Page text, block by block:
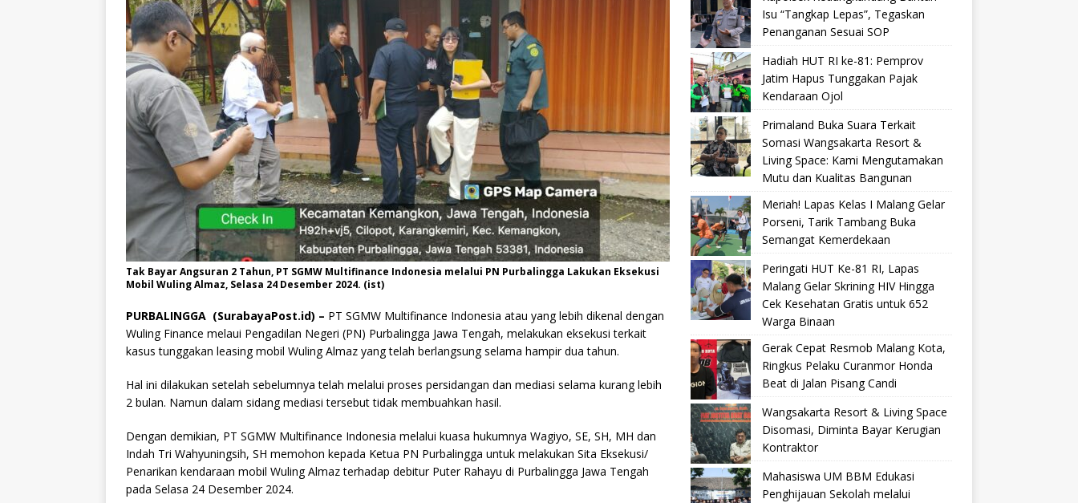
Tak Bayar Angsuran 2 Tahun, PT SGMW Multifinance Indonesia melalui PN Purbalingga Lakukan Eksekusi
Mobil Wuling Almaz, Selasa 24 Desember 2024. (ist)
PURBALINGGA (SurabayaPost.id) – PT SGMW Multifinance Indonesia atau yang lebih dikenal dengan
Wuling Finance melaui Pengadilan Negeri (PN) Purbalingga Jawa Tengah, melakukan eksekusi terkait
kasus tunggakan leasing mobil Wuling Almaz yang telah berlangsung selama hampir dua tahun.
Hal ini dilakukan setelah sebelumnya telah melalui proses persidangan dan mediasi selama kurang lebih
2 bulan. Namun dalam sidang mediasi tersebut tidak membuahkan hasil.
Dengan demikian, PT SGMW Multifinance Indonesia melalui kuasa hukumnya Wagiyo, SE, SH, MH dan
Indah Tri Wahyuningsih, SH memohon kepada Ketua PN Purbalingga untuk melakukan Sita Eksekusi/
Penarikan kendaraan mobil Wuling Almaz terhadap debitur Puter Rahayu di Purbalingga Jawa Tengah
pada Selasa 24 Desember 2024.
Isu “Tangkap Lepas”, Tegaskan
Penanganan Sesuai SOP
Hadiah HUT RI ke-81: Pemprov
Jatim Hapus Tunggakan Pajak
Kendaraan Ojol
Primaland Buka Suara Terkait
Somasi Wangsakarta Resort &
Living Space: Kami Mengutamakan
Mutu dan Kualitas Bangunan
Meriah! Lapas Kelas I Malang Gelar
Porseni, Tarik Tambang Buka
Semangat Kemerdekaan
Peringati HUT Ke-81 RI, Lapas
Malang Gelar Skrining HIV Hingga
Cek Kesehatan Gratis untuk 652
Warga Binaan
Gerak Cepat Resmob Malang Kota,
Ringkus Pelaku Curanmor Honda
Beat di Jalan Pisang Candi
Wangsakarta Resort & Living Space
Disomasi, Diminta Bayar Kerugian
Kontraktor
Mahasiswa UM BBM Edukasi
Penghijauan Sekolah melalui